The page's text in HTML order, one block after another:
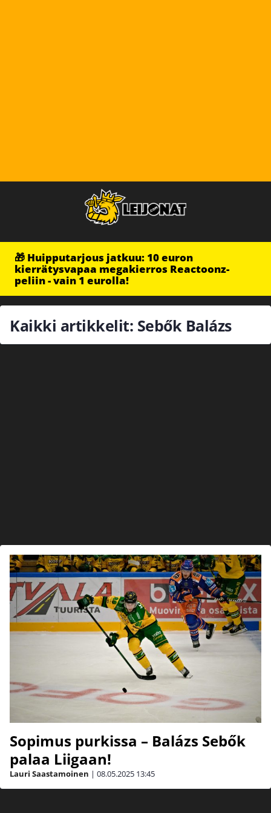
🎁 Huipputarjous jatkuu: 10 euron
kierrätysvapaa megakierros Reactoonz-
peliin - vain 1 eurolla!
Kaikki artikkelit: Sebők Balázs
Sopimus purkissa – Balázs Sebők
palaa Liigaan!
Lauri Saastamoinen | 08.05.2025 13:45